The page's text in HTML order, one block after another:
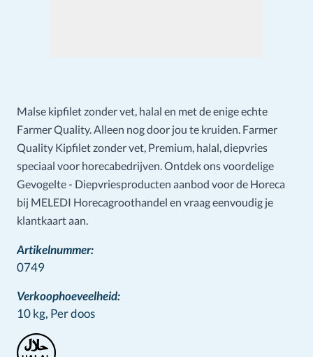
Malse kipfilet zonder vet, halal en met de enige echte
Farmer Quality. Alleen nog door jou te kruiden. Farmer
Quality Kipfilet zonder vet, Premium, halal, diepvries
speciaal voor horecabedrijven. Ontdek ons voordelige
Gevogelte - Diepvriesproducten aanbod voor de Horeca
bij MELEDI Horecagroothandel en vraag eenvoudig je
klantkaart aan.
Artikelnummer:
0749
Verkoophoeveelheid:
10 kg, Per doos
Stamps